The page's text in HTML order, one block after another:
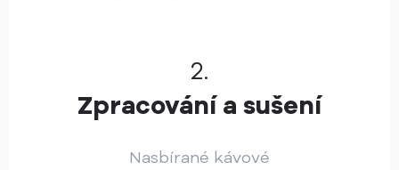
2.
Zpracování a sušení
Nasbírané kávové